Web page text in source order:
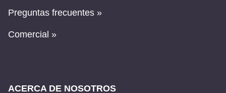
Preguntas frecuentes »
Comercial »
ACERCA DE NOSOTROS